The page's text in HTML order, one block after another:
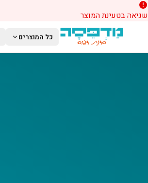
שגיאה בטעינת המוצר
דלג לתוכן הראשי
כל המוצרים